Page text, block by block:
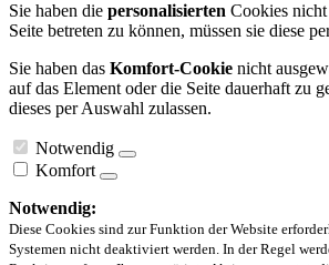
Sie haben die personalisierten Cookies
Seite betreten zu können, müssen sie diese
Sie haben das Komfort-Cookie nicht
auf das Element oder die Seite dauerhaft zu
dieses per Auswahl zulassen.
Notwendig
Komfort
Notwendig:
Diese Cookies sind zur Funktion der Website
Systemen nicht deaktiviert werden. In der Regel